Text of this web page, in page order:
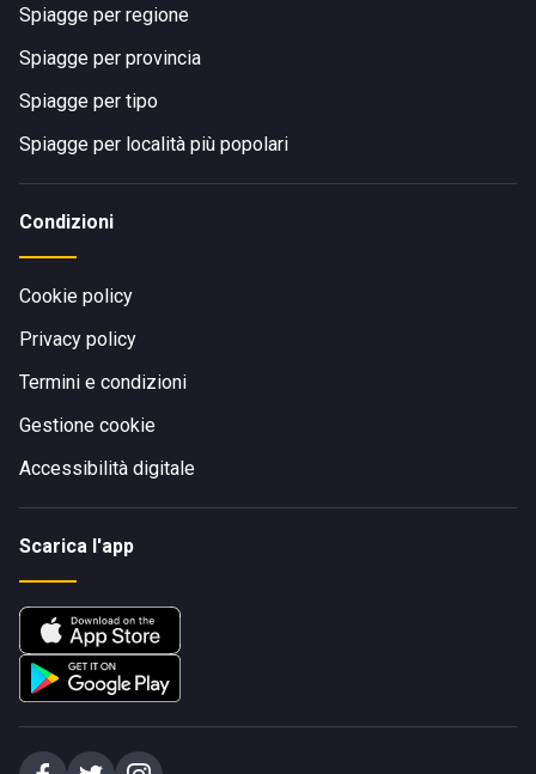
Spiagge per regione
Spiagge per provincia
Spiagge per tipo
Spiagge per località più popolari
Condizioni
Cookie policy
Privacy policy
Termini e condizioni
Gestione cookie
Accessibilità digitale
Scarica l'app